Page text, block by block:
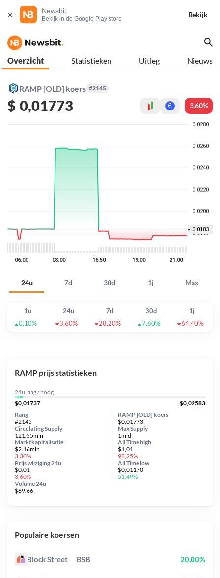
Newsbit
Bekijk in de Google Play store
Bekijk
Overzicht Statistieken Uitleg Nieuws
RAMP [OLD] koers #2145
$ 0,01773 € 3,60%
24u 7d 30d 1j Max
1u 24u 7d 30d
1j
0,10%
3,60% 28,20% 7,60% 64,40%
RAMP prijs statistieken
24u laag / hoog
$0,01737
$0,02583
RAMP [OLD] koers
$0,01773
Circulating Supply
121.55mln
Prijs wijziging 24u
$0,01
3,60%
Max Supply
1mld
Marktkapitalisatie
$2.16mln
3,30%
Volume 24u
$69.66
Rang
#2145
All Timehigh
$1,01
98,25%
All Time low
$0,01170
51,49%
Populaire koersen
Block Street BSB 20,00%